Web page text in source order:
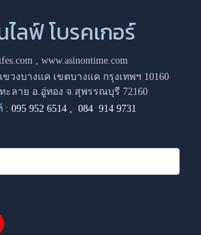
ลฟ์ โบรคเกอร์
, www.asinontime.com
วงบางแค เขตบางแค กรุงเทพฯ 10160
ะลาย อ.อู่ทอง จ.สุพรรณบุรี 72160
: 095 952 6514 ,084 914 9731